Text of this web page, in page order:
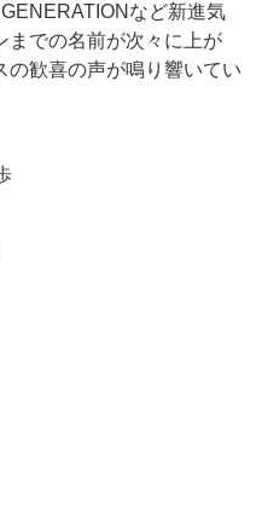
など新進気
までの名前が次々に上が
の歓喜の声が鳴り響いてい